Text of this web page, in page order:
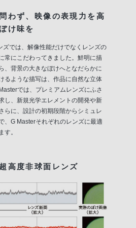
わず、映像の表現力を高
け味を
ズでは、解像性能だけでなくレンズの
常にこだわってきました。鮮明に描
、背景の大きなぼけへとなだらかに
るような描写は、作品に自然な立体
では、プレミアムレンズにふさ
し、新規光学エレメントの開発や新
らに、設計の初期段階からシミュレ
、G Masterそれぞれのレンズに最適
す。
高度非球面レンズ